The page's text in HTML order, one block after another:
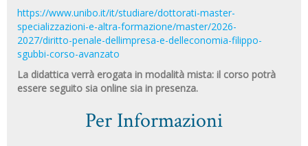
https://www.unibo.it/it/studiare/dottorati-master-
specializzazioni-e-altra-formazione/master/2026-
2027/diritto-penale-dellimpresa-e-delleconomia-filippo-
sgubbi-corso-avanzato
La didattica verrà erogata in modalità mista: il corso potrà
essere seguito sia online sia in presenza.
Per Informazioni